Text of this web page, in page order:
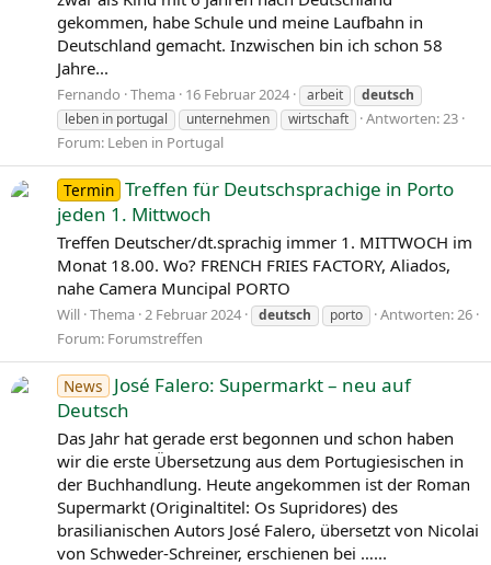
gekommen, habe Schule und meine Laufbahn in
Deutschland gemacht. Inzwischen bin ich schon 58
Jahre...
Fernando Thema 16 Februar 2024 arbeit
deutsch
leben in portugal
unternehmen wirtschaft
Antworten: 23
Forum: Leben in Portugal
Termin Treffen für Deutschsprachige in Porto
jeden 1. Mittwoch
Treffen Deutscher/dt.sprachig immer 1. MITTWOCH im
Monat 18.00. Wo? FRENCH FRIES FACTORY, Aliados,
nahe Camera Muncipal PORTO
Will Thema 2 Februar 2024 deutsch porto
Antworten: 26
Forum: Forumstreffen
News
José Falero: Supermarkt – neu auf
Deutsch
Das Jahr hat gerade erst begonnen und schon haben
wir die erste Übersetzung aus dem Portugiesischen in
der Buchhandlung. Heute angekommen ist der Roman
Supermarkt (Originaltitel: Os Supridores) des
brasilianischen Autors José Falero, übersetzt von Nicolai
von Schweder-Schreiner, erschienen bei …...